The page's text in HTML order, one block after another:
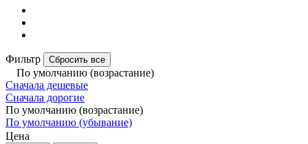
Фильтр Сбросить все
По умолчанию (возрастание)
Сначала дешевые
Сначала дорогие
По умолчанию (возрастание)
По умолчанию (убывание)
Цена